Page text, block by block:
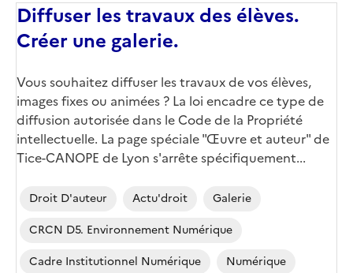
Diffuser les travaux des élèves.
Créer une galerie.
Corps
Vous souhaitez diffuser les travaux de vos élèves,
images fixes ou animées ? La loi encadre ce type de
diffusion autorisée dans le Code de la Propriété
intellectuelle. La page spéciale "Œuvre et auteur" de
Tice-CANOPE de Lyon s'arrête spécifiquement...
Droit D'auteur Actu'droit
Galerie
CRCN D5. Environnement Numérique
Cadre Institutionnel Numérique
Numérique